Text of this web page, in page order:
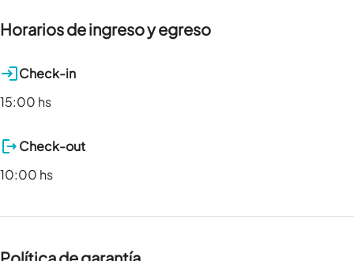
Horarios de ingreso y egreso
Check-in
15:00 hs
Check-out
10:00 hs